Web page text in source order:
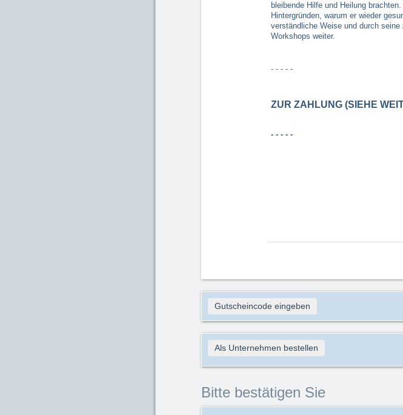
bleibende Hilfe und Heilung
Hintergründen, warum er wieder
verständliche Weise und durch seine
Workshops weiter.
- - - - -
ZUR ZAHLUNG (SIEHE
- - - - -
Gutscheincode eingeben
Als Unternehmen bestellen
Bitte bestätigen Sie